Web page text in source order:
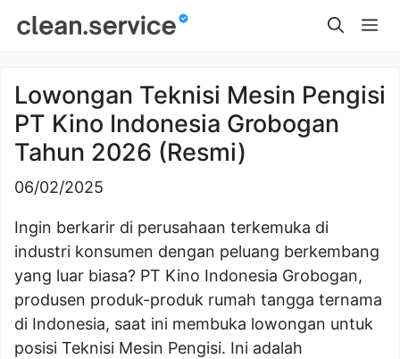
Lowongan Teknisi Mesin Pengisi
PT Kino Indonesia Grobogan
Tahun 2026 (Resmi)
06/02/2025
Ingin berkarir di perusahaan terkemuka di
industri konsumen dengan peluang berkembang
yang luar biasa? PT Kino Indonesia Grobogan,
produsen produk-produk rumah tangga ternama
di Indonesia, saat ini membuka lowongan untuk
posisi Teknisi Mesin Pengisi. Ini adalah